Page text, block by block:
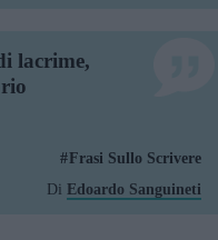
lacrime,
Frasi Sullo Scrivere
Di Edoardo Sanguineti